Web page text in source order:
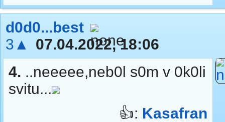
d0d0...best
3▲
07.04.2022, 18:06
4. ..neeeee,neb0l s0m v 0k0li
svitu...
👍: Kasafran